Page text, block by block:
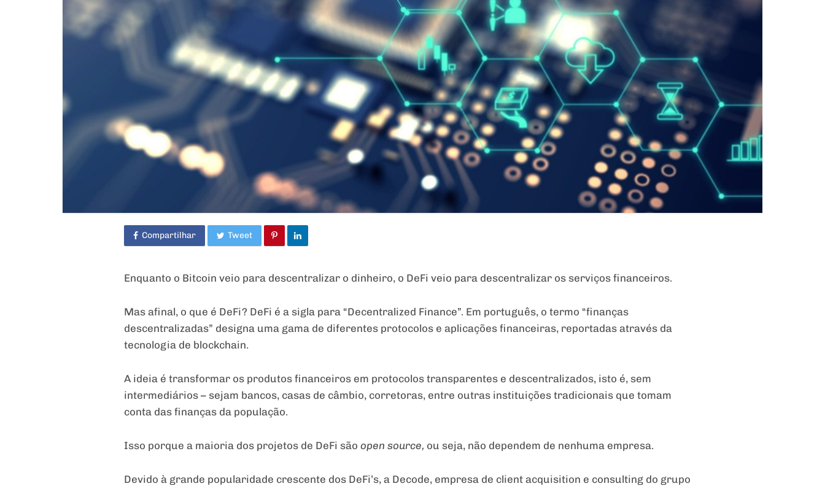
Compartilhar Tweet
Enquanto o Bitcoin veio para descentralizar o dinheiro, o DeFi veio para descentralizar os serviços financeiros.
Mas afinal, o que é DeFi? DeFi é a sigla para “Decentralized Finance”. Em português, o termo “finanças
descentralizadas” designa uma gama de diferentes protocolos e aplicações financeiras, reportadas através da
tecnologia de blockchain.
A ideia é transformar os produtos financeiros em protocolos transparentes e descentralizados, isto é, sem
intermediários – sejam bancos, casas de câmbio, corretoras, entre outras instituições tradicionais que tomam
conta das finanças da população.
Isso porque a maioria dos projetos de DeFi são open source, ou seja, não dependem de nenhuma empresa.
Devido à grande popularidade crescente dos DeFi’s, a Decode, empresa de client acquisition e consulting do grupo